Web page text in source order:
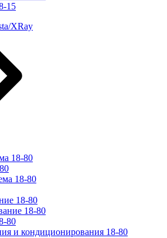
15
XRay
18-80
18-80
18-80
18-80
80
и кондиционирования 18-80